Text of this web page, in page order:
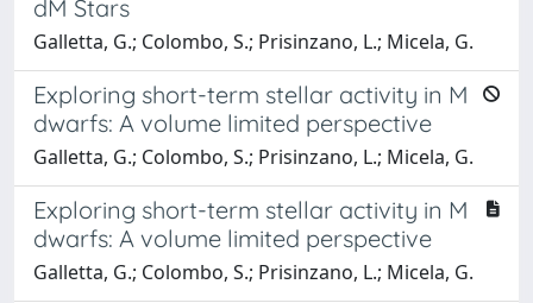
dM Stars
Galletta, G.; Colombo, S.; Prisinzano, L.; Micela, G.
Exploring short-term stellar activity in M
dwarfs: A volume limited perspective
Galletta, G.; Colombo, S.; Prisinzano, L.; Micela, G.
Exploring short-term stellar activity in M
dwarfs: A volume limited perspective
Galletta, G.; Colombo, S.; Prisinzano, L.; Micela, G.